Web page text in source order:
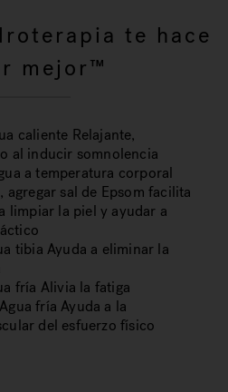
te hace
mejor™
caliente Relajante,
al inducir somnolencia
a temperatura corporal
agregar sal de Epsom facilita
limpiar la piel y ayudar a
tibia Ayuda a eliminar la
fría Alivia la fatiga
fría Ayuda a la
del esfuerzo físico